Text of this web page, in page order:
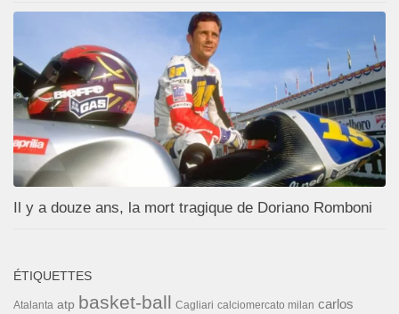
Il y a douze ans, la mort tragique de Doriano Romboni
ÉTIQUETTES
Atalanta atp basket-ball Cagliari calciomercato milan carlos